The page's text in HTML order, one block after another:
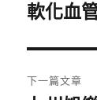
導
覽
一
文
章:
軟化血
下一篇文章